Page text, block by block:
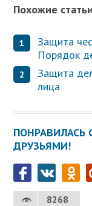
Похожие
Защита
Порядок
Защита
лица
ПОНРАВИЛАСЬ
ДРУЗЬЯМИ!
8268